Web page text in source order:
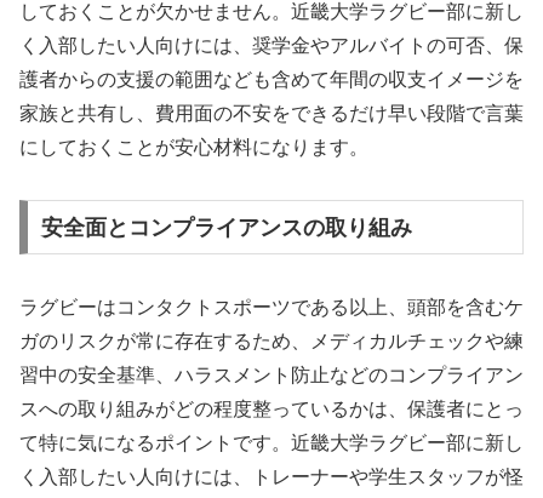
しておくことが欠かせません。近畿大学ラグビー部に新し
く入部したい人向けには、奨学金やアルバイトの可否、保
護者からの支援の範囲なども含めて年間の収支イメージを
家族と共有し、費用面の不安をできるだけ早い段階で言葉
にしておくことが安心材料になります。
安全面とコンプライアンスの取り組み
ラグビーはコンタクトスポーツである以上、頭部を含むケ
ガのリスクが常に存在するため、メディカルチェックや練
習中の安全基準、ハラスメント防止などのコンプライアン
スへの取り組みがどの程度整っているかは、保護者にとっ
て特に気になるポイントです。近畿大学ラグビー部に新し
く入部したい人向けには、トレーナーや学生スタッフが怪